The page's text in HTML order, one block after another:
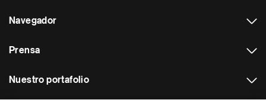
Navegador
Prensa
Nuestro portafolio